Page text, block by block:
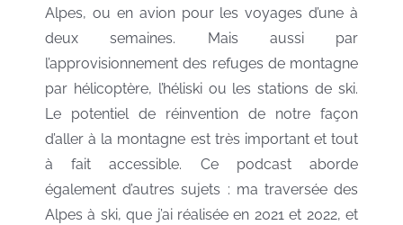
Alpes, ou en avion pour les voyages d’une à
deux semaines. Mais aussi par
l’approvisionnement des refuges de montagne
par hélicoptère, l’héliski ou les stations de ski.
Le potentiel de réinvention de notre façon
d’aller à la montagne est très important et tout
à fait accessible. Ce podcast aborde
également d’autres sujets : ma traversée des
Alpes à ski, que j’ai réalisée en 2021 et 2022, et